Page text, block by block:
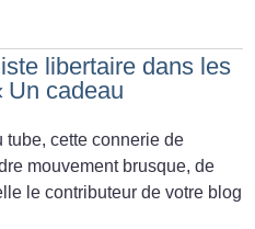
libertaire dans les
Un cadeau
tube, cette connerie de
mouvement brusque, de
le contributeur de votre blog